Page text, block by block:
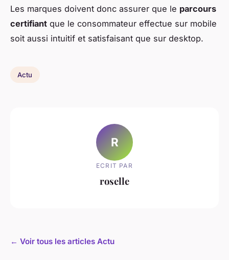
Les marques doivent donc assurer que le parcours
certifiant que le consommateur effectue sur mobile
soit aussi intuitif et satisfaisant que sur desktop.
Actu
R
ECRIT PAR
roselle
← Voir tous les articles Actu